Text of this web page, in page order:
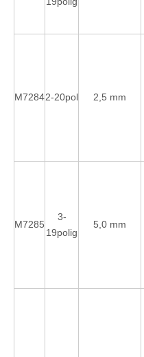
M72842-20pol 2,5 mm
M7285
3-
19polig
5,0 mm